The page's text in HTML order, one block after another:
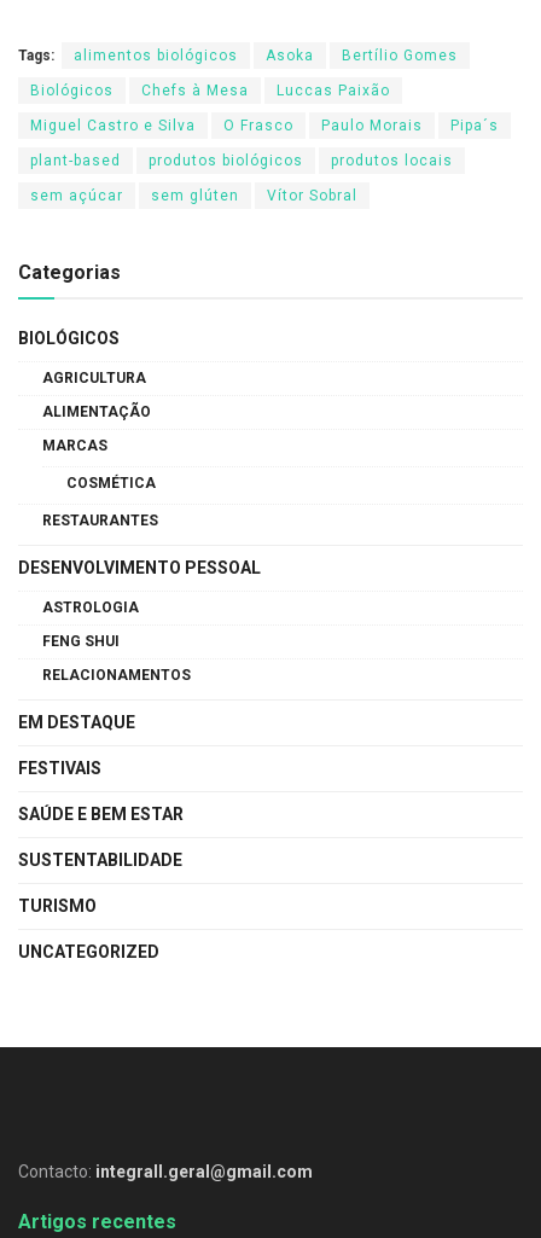
Tags: alimentos biológicos Asoka Bertílio Gomes
Biológicos Chefs à Mesa Luccas Paixão
Miguel Castro e Silva O Frasco Paulo Morais Pipa´s
plant-based produtos biológicos produtos locais
sem açúcar sem glúten Vítor Sobral
Categorias
BIOLÓGICOS
AGRICULTURA
ALIMENTAÇÃO
MARCAS
COSMÉTICA
RESTAURANTES
DESENVOLVIMENTO PESSOAL
ASTROLOGIA
FENG SHUI
RELACIONAMENTOS
EM DESTAQUE
FESTIVAIS
SAÚDE E BEM ESTAR
SUSTENTABILIDADE
TURISMO
UNCATEGORIZED
Contacto: integrall.geral@gmail.com
Artigos recentes